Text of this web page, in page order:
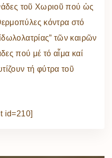
τοῦ Χωριοῦ πού ὡς
κόντρα στό
τῶν καιρῶν
πού μέ τό αἷμα καί
τή φύτρα τοῦ
id=210]